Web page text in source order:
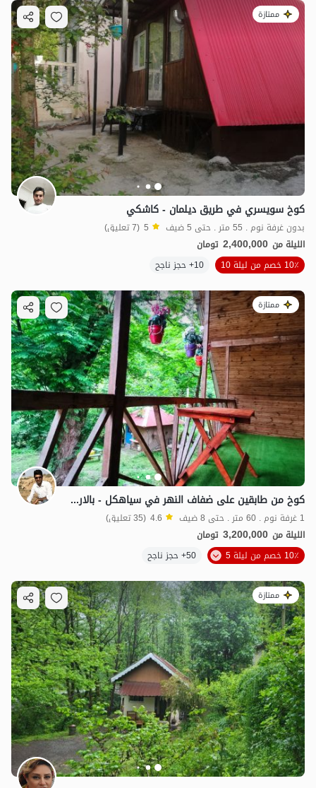
مليون ت 4.7
ممتازة
كوخ سويسري في طريق ديلمان - كاشكي
بدون غرفة نوم . 55 متر . حتى 5 ضيف 5 (7 تعليق)
الليلة من 2,400,000 تومان
10٪ خصم من ليلة 10
10+ حجز ناجح
ممتازة
كوخ من طابقين على ضفاف النهر في سياهکل - بالارود
1 غرفة نوم . 60 متر . حتى 8 ضيف 4.6 (35 تعليق)
الليلة من 3,200,000 تومان
10٪ خصم من ليلة 5
50+ حجز ناجح
ممتازة